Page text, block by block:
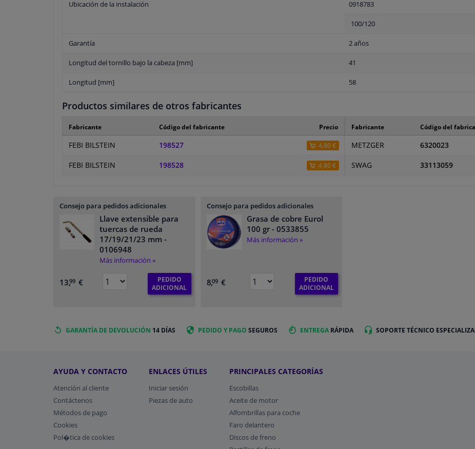
Ubicación de la instalación 0918783
100/120
Garantía 2 años
Longitud del tornillo bajo la cabeza [mm] 41
Longitud [mm] 58
Productos similares de otros fabricantes
Fabricante Código del fabricante Precio
FEBI BILSTEIN 198527 4,80 €
FEBI BILSTEIN 198528 4,80 €
Fabricante Código del
METZGER 6320023
SWAG 33113059
Consejo para pedidos adicionales
Llave extensible para
tuercas de rueda
17/19/21/23 mm -
0106948
Más información »
13,99 €
PEDIDO
ADICIONAL
Consejo para pedidos adicionales
Grasa de cobre Eurol
100 gr- 0533855
Más información »
8,09 €
PEDIDO
ADICIONAL
GARANTÍA DE DEVOLUCIÓN 14 DÍAS PEDIDO Y PAGO SEGUROS ENTREGA RÁPIDA SOPORTE TÉCNICO
AYUDA Y CONTACTO
Atención al cliente
Contáctenos
Métodos de pago
​Cookies
Pol�tica de cookies
ENLACES ÚTILES
Iniciar sesión
Piezas de auto
PRINCIPALES CATEGORÍAS
Escobillas
Aceite de motor
Alfombrillas para coche
Faro delantero
Discos de freno